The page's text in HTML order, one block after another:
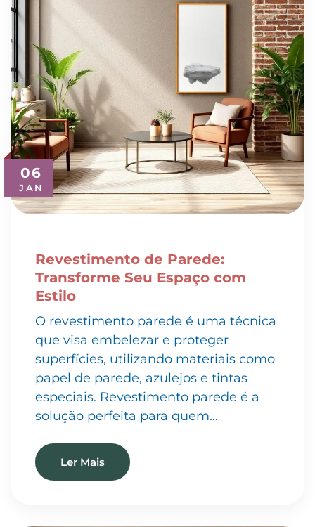
06
JAN
Revestimento de Parede:
Transforme Seu Espaço com
Estilo
O revestimento parede é uma técnica
que visa embelezar e proteger
superfícies, utilizando materiais como
papel de parede, azulejos e tintas
especiais. Revestimento parede é a
solução perfeita para quem…
Ler Mais